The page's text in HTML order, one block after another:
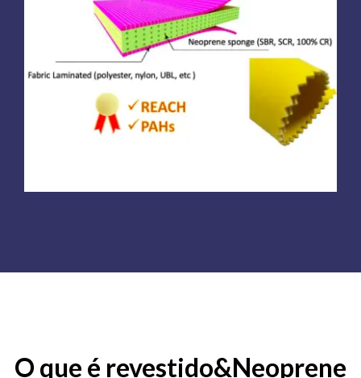
O que é revestido&Neoprene